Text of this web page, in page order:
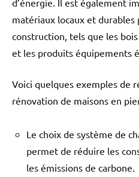
matériaux locaux et
construction, tels que les
et les produits équipements
Voici quelques exemples de
rénovation de maisons en
Le choix de système de
permet de réduire les
les émissions de carbone.